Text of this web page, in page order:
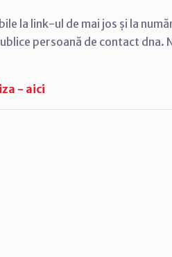
la link-ul de mai jos și la
persoană de contact dna.
- aici